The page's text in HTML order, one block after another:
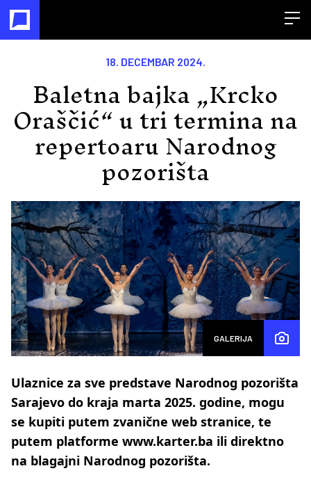
18. DECEMBAR 2024.
Baletna bajka „Krcko
Oraščić“ u tri termina na
repertoaru Narodnog
pozorišta
GALERIJA
Ulaznice za sve predstave Narodnog pozorišta
Sarajevo do kraja marta 2025. godine, mogu
se kupiti putem zvanične web stranice, te
putem platforme www.karter.ba ili direktno
na blagajni Narodnog pozorišta.